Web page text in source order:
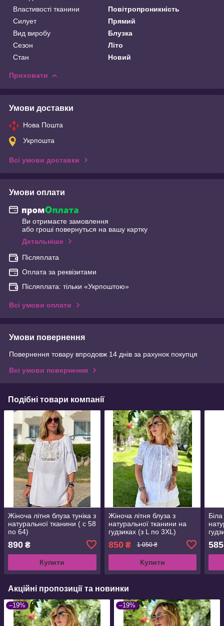
Властивості тканини
Повітропроникність
Силует
Прямий
Вид виробу
Блузка
Сезон
Літо
Стан
Новий
Приховати
Умови доставки
Нова Пошта
Укрпошта
Всі умови доставки
Умови оплати
Ви отримаєте замовлення
або гроші повернуться на вашу картку
Детальніше
Післяплата
Оплата за реквізитами
Післяплата: тільки «Укрпоштою»
Всі умови оплати
Умови повернення
Повернення товару впродовж 14 днів за рахунок покупця
Всі умови повернення
Подібні товари компанії
Жіноча літня блуза туніка з
натуральної тканини ( с 58
по 64)
890 ₴
Купити
Жіноча літня блуза з
натуральної тканини на
гудзиках (з L по 3XL)
850₴ 1 050 ₴
Купити
585
Акційні пропозиції та новинки
–19% –19%